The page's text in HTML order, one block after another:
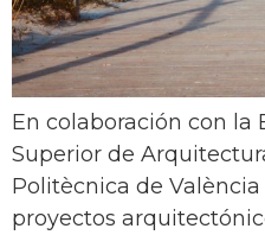
En colaboración con la
Superior de
Politècnica de
proyectos